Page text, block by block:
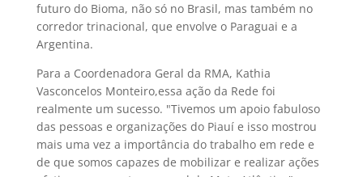
futuro do Bioma, não só no Brasil, mas também no
corredor trinacional, que envolve o Paraguai e a
Argentina.
Para a Coordenadora Geral da RMA, Kathia
Vasconcelos Monteiro,essa ação da Rede foi
realmente um sucesso. "Tivemos um apoio fabuloso
das pessoas e organizações do Piauí e isso mostrou
mais uma vez a importância do trabalho em rede e
de que somos capazes de mobilizar e realizar ações